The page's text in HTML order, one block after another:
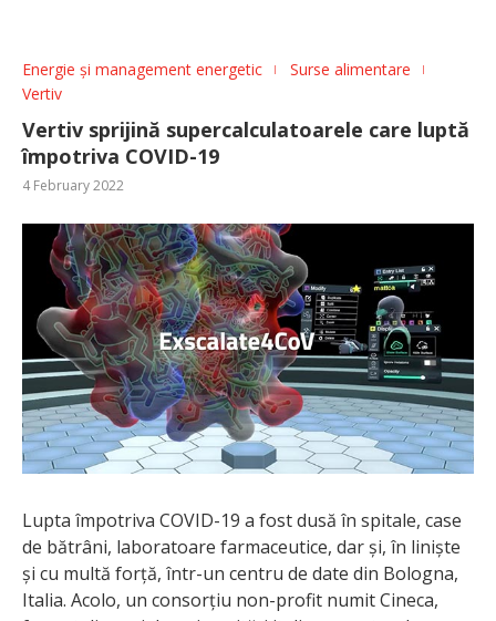
Energie și management energetic
Surse alimentare
Vertiv
Vertiv sprijină supercalculatoarele care luptă
împotriva COVID-19
4 February 2022
Lupta împotriva COVID-19 a fost dusă în spitale, case
de bătrâni, laboratoare farmaceutice, dar și, în liniște
și cu multă forță, într-un centru de date din Bologna,
Italia. Acolo, un consorțiu non-profit numit Cineca,